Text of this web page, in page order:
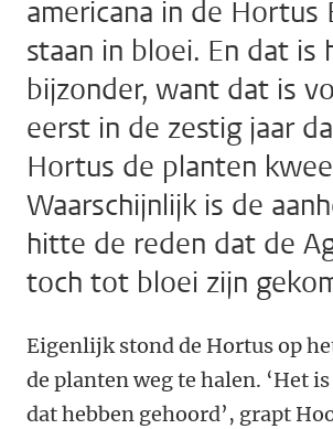
americana in de Hortus
staan in bloei. En dat is
bijzonder, want dat is
eerst in de zestig jaar
Hortus de planten
Waarschijnlijk is de
hitte de reden dat de
toch tot bloei zijn
Eigenlijk stond de Hortus op
de planten weg te halen. ‘Het
dat hebben gehoord’, grapt